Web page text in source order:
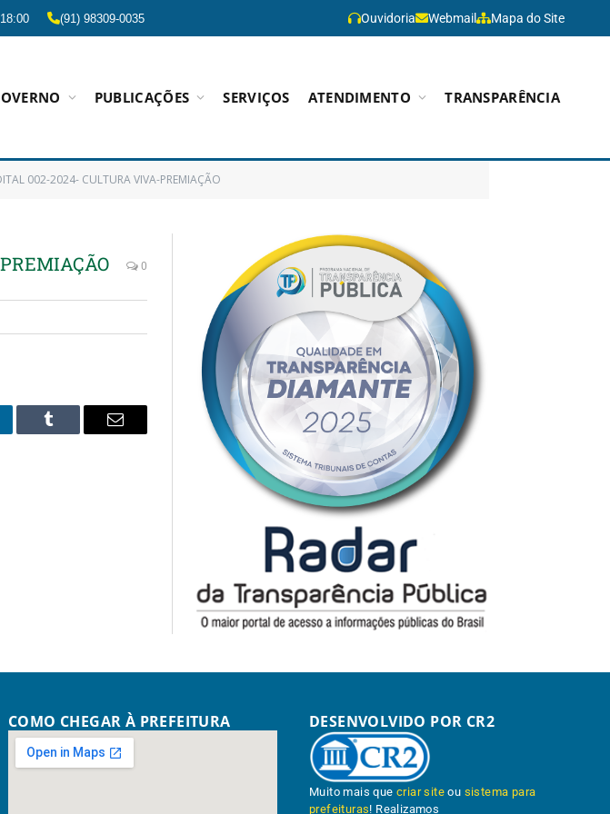
(91) 98309-0035 Ouvidoria Webmail Mapa do Site
PUBLICAÇÕES SERVIÇOS ATENDIMENTO TRANSPARÊNCIA
002-2024- CULTURA VIVA-PREMIAÇÃO
0
Tumblr Email
COMO CHEGAR À PREFEITURA DESENVOLVIDO POR CR2
Muito mais quecriar site ou sistema para
prefeituras! Realizamos